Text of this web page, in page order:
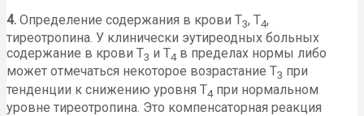
4. Определение содержания в крови Т3, Т4,
тиреотропина. У клинически эутиреодных больных
содержание в крови Т3 и Т4 в пределах нормы либо
может отмечаться некоторое возрастание Т3 при
тенденции к снижению уровня Т4 при нормальном
уровне тиреотропина. Это компенсаторная реакция